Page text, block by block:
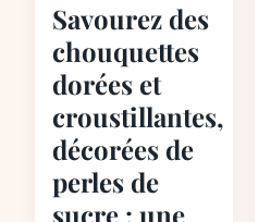
Savourez des
chouquettes
dorées et
croustillantes,
décorées de
perles de
sucre : une